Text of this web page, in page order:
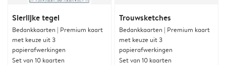
Sierlijke tegel
Bedankkaarten | Premium kaart
met keuze uit 3
papierafwerkingen
Set van 10 kaarten
Trouwsketches
Bedankkaarten | Premium kaart
met keuze uit 3
papierafwerkingen
Set van 10 kaarten